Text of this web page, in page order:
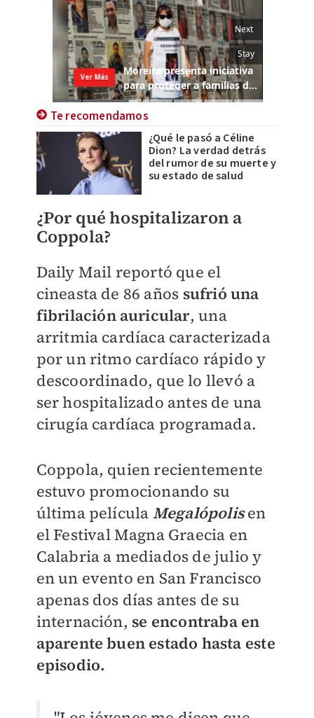
Te recomendamos
¿Qué le pasó a Céline
Dion? La verdad detrás
del rumor de su muerte y
su estado de salud
¿Por qué hospitalizaron a
Coppola?
Daily Mail reportó que el
cineasta de 86 años sufrió una
fibrilación auricular, una
arritmia cardíaca caracterizada
por un ritmo cardíaco rápido y
descoordinado, que lo llevó a
ser hospitalizado antes de una
cirugía cardíaca programada.
Coppola, quien recientemente
estuvo promocionando su
última película Megalópolisen
el Festival Magna Graecia en
Calabria a mediados de julio y
en un evento en San Francisco
apenas dos días antes de su
internación, se encontraba en
aparente buen estado hasta este
episodio.